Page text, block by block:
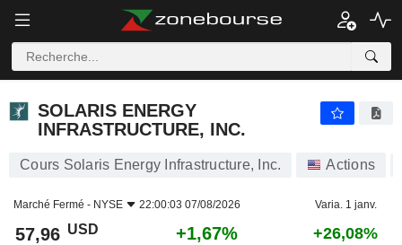
SOLARIS ENERGY
INFRASTRUCTURE, INC.
Cours Solaris Energy Infrastructure, Inc. Actions
Marché Fermé - NYSE 22:00:03 07/08/2026 Varia. 1 janv.
57,96 USD +1,67% +26,08%